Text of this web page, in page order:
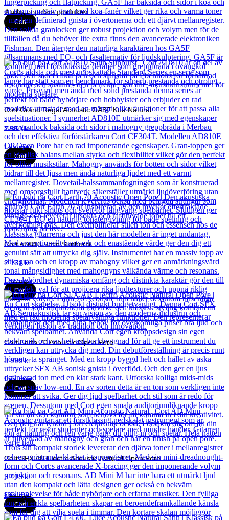
Andra populära produkter
Cort
Cort Grand Regal Acoustic GA5F Koa Natural
7 850kr
Läs mer
Cort
Cort AD810 Satin Sunburst
2 131kr
Läs mer
Cort
Cort Earth 70 Acoustic Open Pore
3 990kr
Läs mer
Cort
Cort SFX AB Electro Acoustic Natural Open Pore
3 418kr
Läs mer
Cort